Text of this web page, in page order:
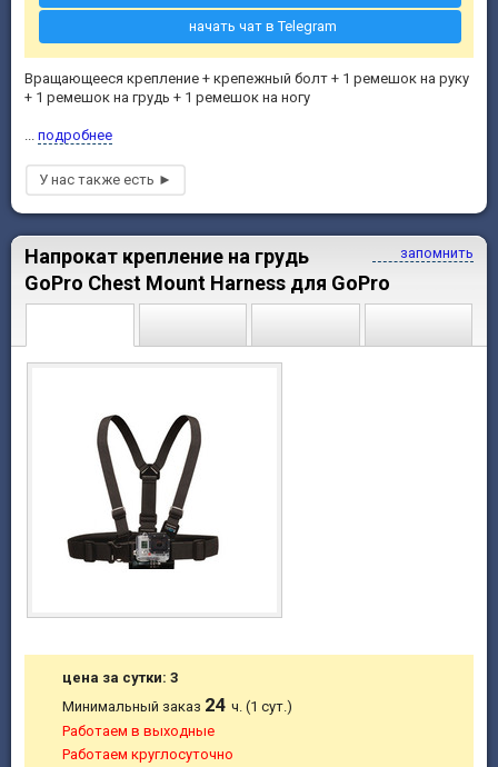
Вращающееся крепление + крепежный болт + 1 ремешок на руку
+ 1 ремешок на грудь + 1 ремешок на ногу
... подробнее
начать чат в Telegram
запомнить
Напрокат крепление на грудь
GoPro Chest Mount Harness для GoPro
цена за сутки: 3
Минимальный заказ 24ч. (1 сут.)
Работаем в выходные
Работаем круглосуточно